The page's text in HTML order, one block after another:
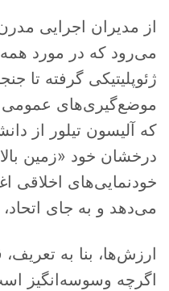
از مدیران اجرایی
می‌رود که در مورد
ژئوپلیتیکی گرفته تا
موضع‌گیری‌های عمومی
که آلیسون تیلور از
درخشان خود «زمین
خودنمایی‌های اخلاقی
می‌دهد و به جای
ارزش‌ها، بنا به
اگرچه وسوسه‌انگیز